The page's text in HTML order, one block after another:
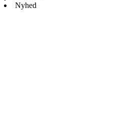
Nyhed